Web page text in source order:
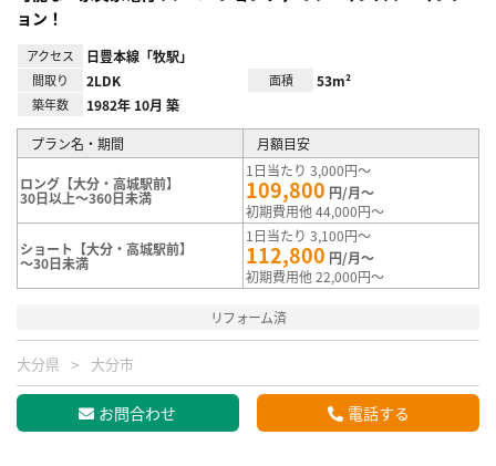
ョン！
アクセス 日豊本線「牧駅」
間取り 2LDK 面積 53m²
築年数 1982年 10月 築
プラン名・期間 月額目安
ロング【大分・高城駅前】
30日以上～360日未満
1日当たり 3,000円～
109,800 円/月～
初期費用他 44,000円～
ショート【大分・高城駅前】
～30日未満
1日当たり 3,100円～
112,800 円/月～
初期費用他 22,000円～
リフォーム済
大分県 大分市
お問合わせ 電話する